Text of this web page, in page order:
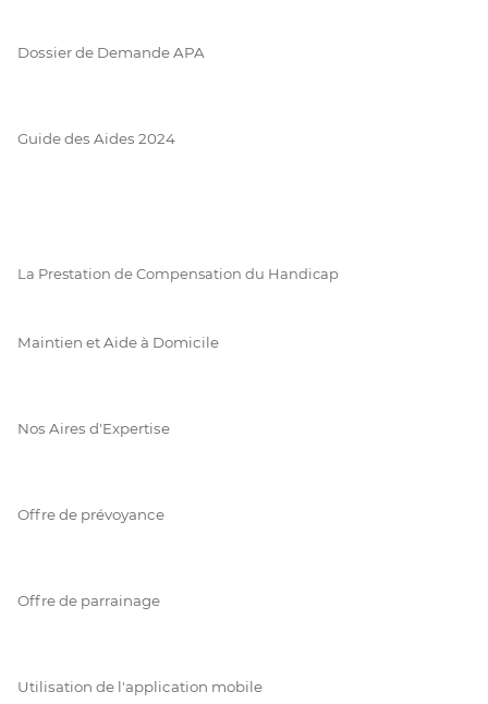
Dossier de Demande APA
Guide des Aides 2024
La Prestation de Compensation du Handicap
Maintien et Aide à Domicile
Nos Aires d'Expertise
Offre de prévoyance
Offre de parrainage
Utilisation de l'application mobile